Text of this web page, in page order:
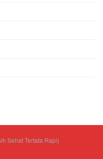
Sehat Tertata Rapi)